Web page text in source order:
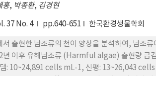
3D coupling.
홍, 박종환, 김경현
37 No. 4 pp.640-651 한국환경생물학회
출현한 남조류의 천이 양상을 분석하여, 남조
년 이후 유해남조류 (Harmful algae) 출현량 급
: 10~24,891 cells mL-1, 신평: 13~26,043
보였다. 남조류가 상대적으로 많이 출현하는 여